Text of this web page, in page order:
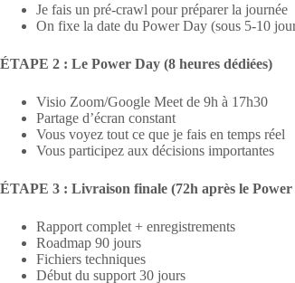
Je fais un pré-crawl pour préparer la journée
On fixe la date du Power Day (sous 5-10
ÉTAPE 2 : Le Power Day (8 heures dédiées)
Visio Zoom/Google Meet de 9h à 17h30
Partage d’écran constant
Vous voyez tout ce que je fais en temps réel
Vous participez aux décisions importantes
ÉTAPE 3 : Livraison finale (72h après le
Rapport complet + enregistrements
Roadmap 90 jours
Fichiers techniques
Début du support 30 jours